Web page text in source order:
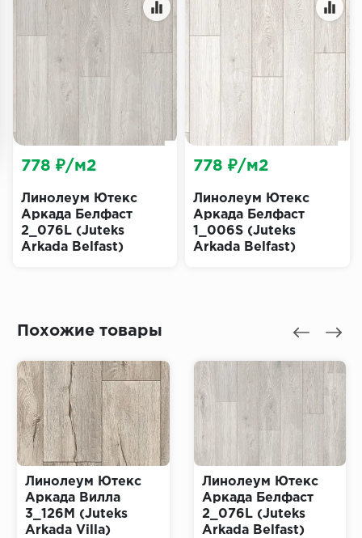
Линолеум Ютекс
Аркада Белфаст
2_076L (Juteks
Arkada Belfast)
778 ₽/м2
Линолеум Ютекс
Аркада Белфаст
1_006S (Juteks
Arkada Belfast)
778 ₽/м2
Похожие товары
Линолеум Ютекс
Аркада Вилла
3_126M (Juteks
Arkada Villa)
Линолеум Ютекс
Аркада Белфаст
2_076L (Juteks
Arkada Belfast)